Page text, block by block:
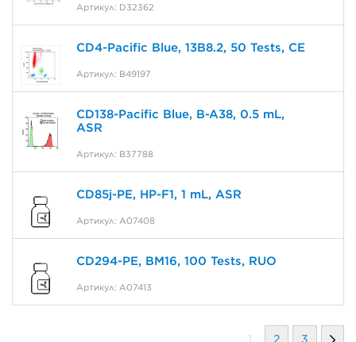
Артикул: D32362
CD4-Pacific Blue, 13B8.2, 50 Tests, CE
Артикул: B49197
CD138-Pacific Blue, B-A38, 0.5 mL,
ASR
Артикул: B37788
CD85j-PE, HP-F1, 1 mL, ASR
Артикул: A07408
CD294-PE, BM16, 100 Tests, RUO
Артикул: A07413
1 2 3